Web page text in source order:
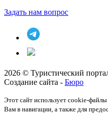
Задать нам вопрос
2026 © Туристический
Создание сайта - Бюро
Этот сайт использует cookie-
Вам в навигации, а также для